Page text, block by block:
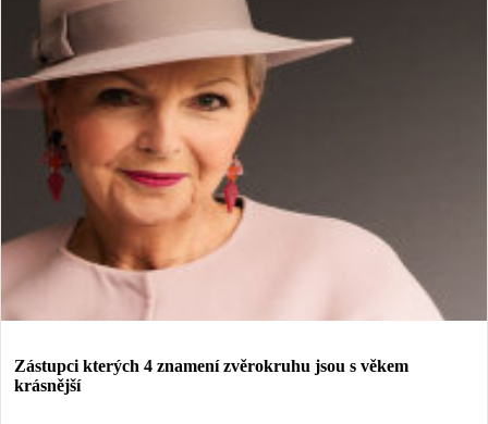
Zástupci kterých 4 znamení zvěrokruhu jsou s věkem
krásnější